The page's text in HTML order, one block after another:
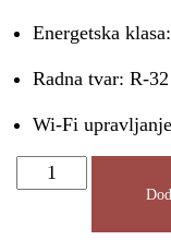
Energetska
Radna tvar: R-32
Wi-Fi